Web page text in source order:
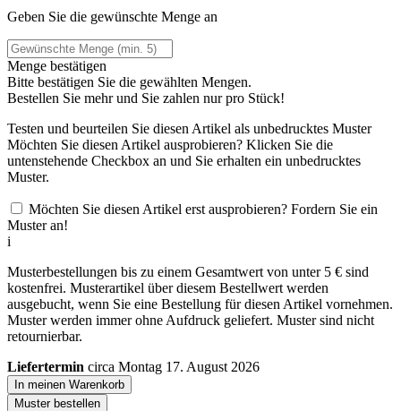
Geben Sie die gewünschte Menge an
Menge bestätigen
Bitte bestätigen Sie die gewählten Mengen.
Bestellen Sie mehr und Sie zahlen nurpro Stück!
Testen und beurteilen Sie diesen Artikel als unbedrucktes Muster
Möchten Sie diesen Artikel ausprobieren? Klicken Sie die
untenstehende Checkbox an und Sie erhalten ein unbedrucktes
Muster.
Möchten Sie diesen Artikel erst ausprobieren? Fordern Sie ein
Muster an!
i
Musterbestellungen bis zu einem Gesamtwert von unter 5 € sind
kostenfrei. Musterartikel über diesem Bestellwert werden
ausgebucht, wenn Sie eine Bestellung für diesen Artikel vornehmen.
Muster werden immer ohne Aufdruck geliefert. Muster sind nicht
retournierbar.
Liefertermin circa Montag 17. August 2026
In meinen Warenkorb
Muster bestellen